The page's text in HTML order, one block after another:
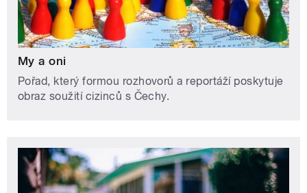
My a oni
Pořad, který formou rozhovorů a reportáží poskytuje
obraz soužití cizinců s Čechy.